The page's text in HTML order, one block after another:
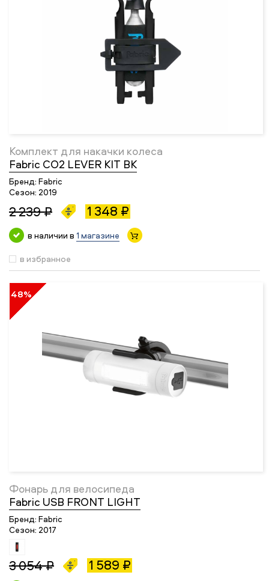
Комплект для накачки колеса
Fabric CO2 LEVER KIT BK
Бренд: Fabric
Сезон: 2019
2 239 ₽ 1 348 ₽
в наличии в 1 магазине
в избранное
48%
Фонарь для велосипеда
Fabric USB FRONT LIGHT
Бренд: Fabric
Сезон: 2017
3 054 ₽ 1 589 ₽